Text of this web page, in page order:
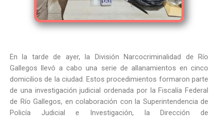
En la tarde de ayer, la División Narcocriminalidad de Río
Gallegos llevó a cabo una serie de allanamientos en cinco
domicilios de la ciudad. Estos procedimientos formaron parte
de una investigación judicial ordenada por la Fiscalía Federal
de Río Gallegos, en colaboración con la Superintendencia de
Policía Judicial e Investigación, la Dirección de